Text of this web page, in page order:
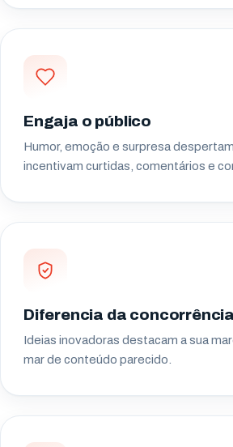
Engaja o público
Humor, emoção e surpresa
incentivam curtidas, comentários e
Diferencia da concorrência
Ideias inovadoras destacam a sua
mar de conteúdo parecido.